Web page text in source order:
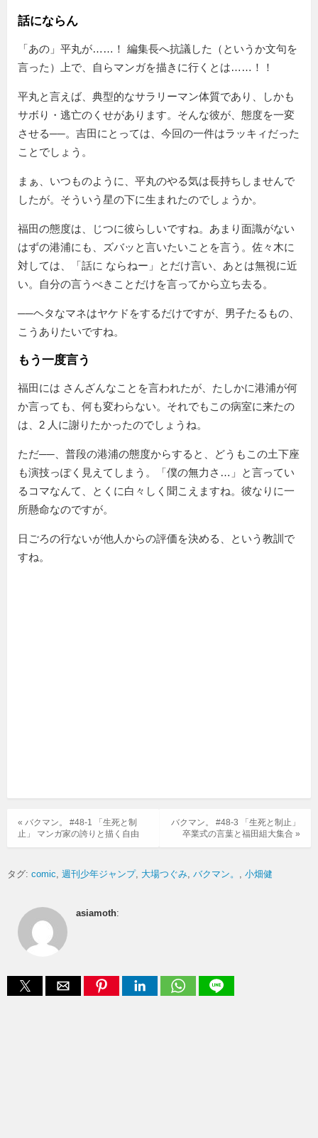
話にならん
「あの」平丸が……！ 編集長へ抗議した（というか文句を
言った）上で、自らマンガを描きに行くとは……！！
平丸と言えば、典型的なサラリーマン体質であり、しかも
サボり・逃亡のくせがあります。そんな彼が、態度を一変
させる──。吉田にとっては、今回の一件はラッキィだった
ことでしょう。
まぁ、いつものように、平丸のやる気は長持ちしませんで
したが。そういう星の下に生まれたのでしょうか。
福田の態度は、じつに彼らしいですね。あまり面識がない
はずの港浦にも、ズバッと言いたいことを言う。佐々木に
対しては、
話に ならねー
とだけ言い、あとは無視に近
い。自分の言うべきことだけを言ってから立ち去る。
──ヘタなマネはヤケドをするだけですが、男子たるもの、
こうありたいですね。
もう一度言う
福田には さんざんなことを言われたが、たしかに港浦が何
か言っても、何も変わらない。それでもこの病室に来たの
は、2 人に謝りたかったのでしょうね。
ただ──、普段の港浦の態度からすると、どうもこの土下座
も演技っぽく見えてしまう。
僕の無力さ…
と言ってい
るコマなんて、とくに白々しく聞こえますね。彼なりに一
所懸命なのですが。
日ごろの行ないが他人からの評価を決める、という教訓で
すね。
バクマン。 #48-3 「生死と制止」
卒業式の言葉と福田組大集合 »
« バクマン。 #48-1 「生死と制
止」 マンガ家の誇りと描く自由
タグ: comic 週刊少年ジャンプ 大場つぐみ バクマン。 小畑健
asiamoth: